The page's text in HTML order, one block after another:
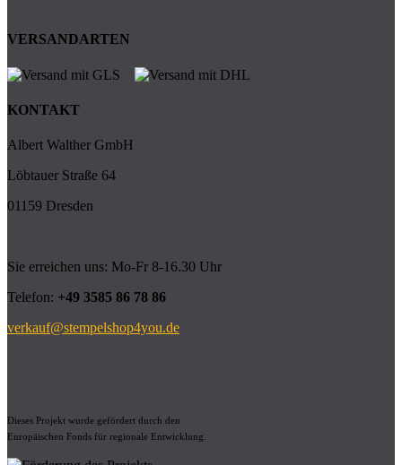
VERSANDARTEN
KONTAKT
Albert Walther GmbH
Löbtauer Straße 64
01159 Dresden
Sie erreichen uns: Mo-Fr 8-16.30 Uhr
Telefon: +49 3585 86 78 86
verkauf@stempelshop4you.de
Dieses Projekt wurde gefördert durch den
Europäischen Fonds für regionale Entwicklung.